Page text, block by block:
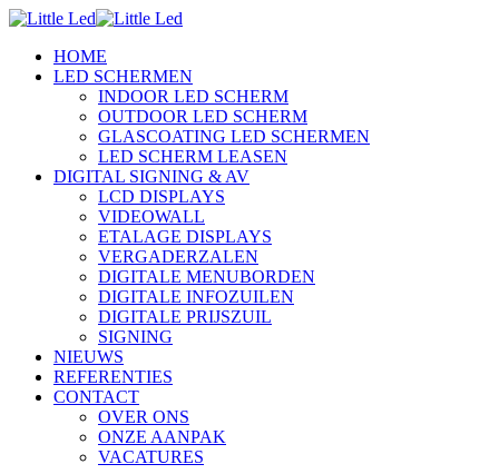
HOME
LED SCHERMEN
INDOOR LED SCHERM
OUTDOOR LED SCHERM
GLASCOATING LED SCHERMEN
LED SCHERM LEASEN
DIGITAL SIGNING & AV
LCD DISPLAYS
VIDEOWALL
ETALAGE DISPLAYS
VERGADERZALEN
DIGITALE MENUBORDEN
DIGITALE INFOZUILEN
DIGITALE PRIJSZUIL
SIGNING
NIEUWS
REFERENTIES
CONTACT
OVER ONS
ONZE AANPAK
VACATURES